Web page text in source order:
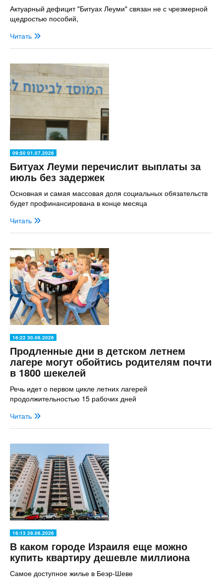
Актуарный дефицит "Битуах Леуми" связан не с чрезмерной
щедростью пособий,
Читать
09:50 01.07.2026
Битуах Леуми перечислит выплаты за
июль без задержек
Основная и самая массовая доля социальных обязательств
будет профинансирована в конце месяца
Читать
16:22 30.06.2026
Продленные дни в детском летнем
лагере могут обойтись родителям почти
в 1800 шекелей
Речь идет о первом цикле летних лагерей
продолжительностью 15 рабочих дней
Читать
16:13 29.06.2026
В каком городе Израиля еще можно
купить квартиру дешевле миллиона
Самое доступное жилье в Беэр-Шеве